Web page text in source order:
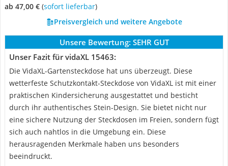
ab 47,00 € ( Sofort lieferbar)
Preisvergleich und weitere Angebote
Unsere Bewertung: SEHR GUT
Unser Fazit für vidaXL 15463:
Die VidaXL-Gartensteckdose hat uns überzeugt. Diese
wetterfeste Schutzkontakt-Steckdose von VidaXL ist mit einer
praktischen Kindersicherung ausgestattet und besticht
durch ihr authentisches Stein-Design. Sie bietet nicht nur
eine sichere Nutzung der Steckdosen im Freien, sondern fügt
sich auch nahtlos in die Umgebung ein. Diese
herausragenden Merkmale haben uns besonders
beeindruckt.